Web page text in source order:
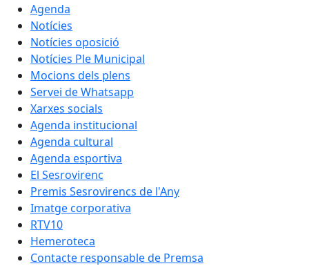
Agenda
Notícies
Notícies oposició
Notícies Ple Municipal
Mocions dels plens
Servei de Whatsapp
Xarxes socials
Agenda institucional
Agenda cultural
Agenda esportiva
El Sesrovirenc
Premis Sesrovirencs de l'Any
Imatge corporativa
RTV10
Hemeroteca
Contacte responsable de Premsa